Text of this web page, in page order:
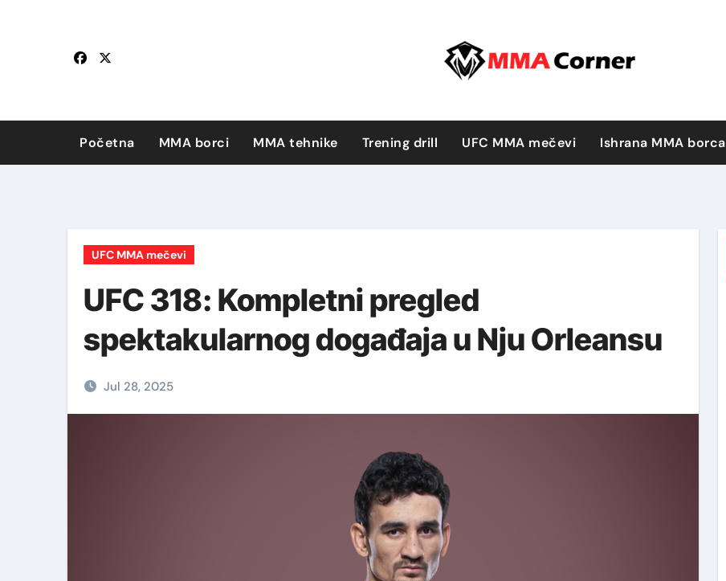
Početna MMA borci MMA tehnike Trening drill UFC MMA mečevi Ishrana MMA borca
UFC MMA mečevi
UFC 318: Kompletni pregled
spektakularnog događaja u Nju Orleansu
Jul 28, 2025